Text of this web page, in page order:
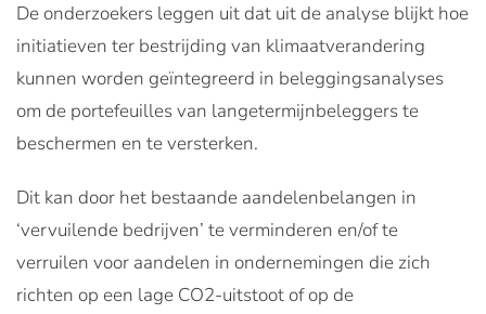
De onderzoekers leggen uit dat uit de analyse blijkt hoe
initiatieven ter bestrijding van klimaatverandering
kunnen worden geïntegreerd in beleggingsanalyses
om de portefeuilles van langetermijnbeleggers te
beschermen en te versterken.
Dit kan door het bestaande aandelenbelangen in
‘vervuilende bedrijven’ te verminderen en/of te
verruilen voor aandelen in ondernemingen die zich
richten op een lage CO2-uitstoot of op de